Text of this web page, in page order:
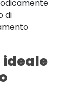
di
ideale